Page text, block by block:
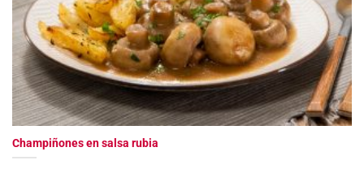
Champiñones en salsa rubia